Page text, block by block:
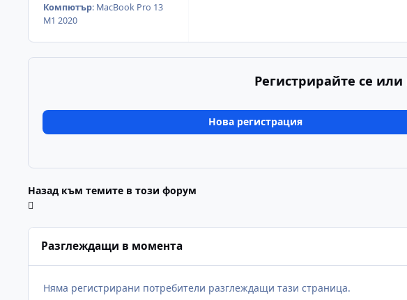
Компютър: MacBook Pro 13
M1 2020
Регистрирайте се
Нова регистрация
Назад към темите в този форум
Разглеждащи в момента
Няма регистрирани потребители разглеждащи тази страница.